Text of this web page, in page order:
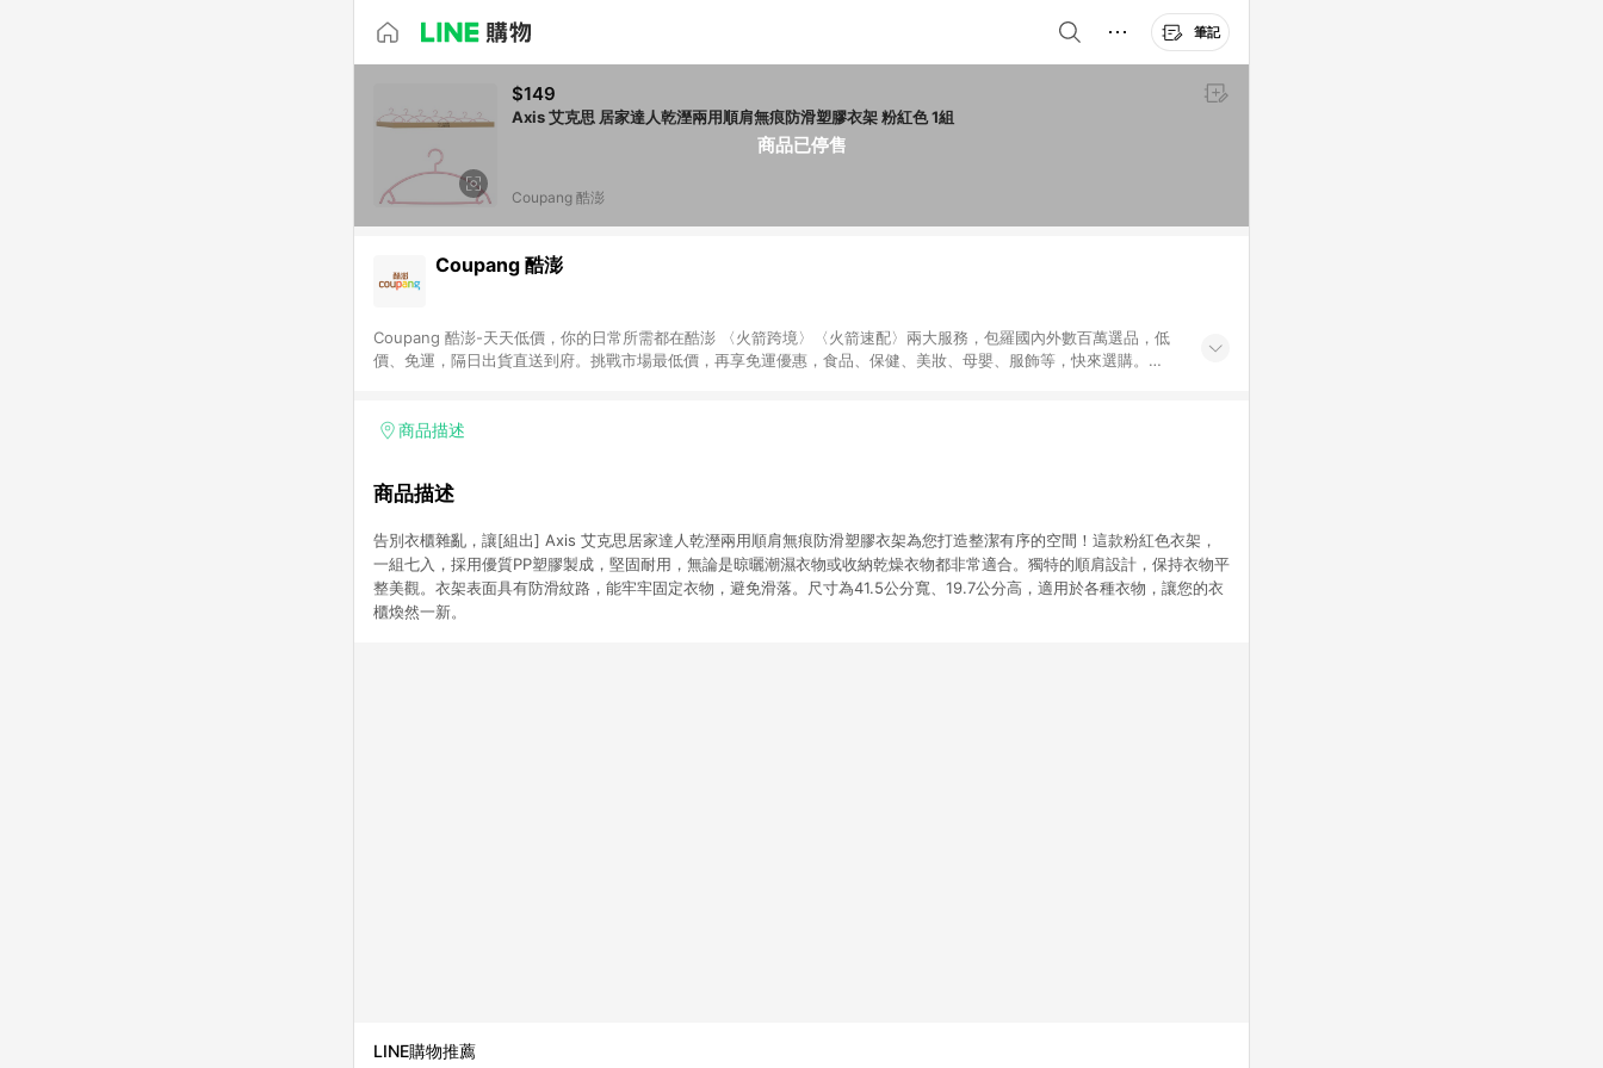
筆記
商品已停售
$149
Axis 艾克思 居家達人乾溼兩用順肩無痕防滑塑膠衣架 粉紅色 1組
Coupang 酷澎
Coupang 酷澎
Coupang 酷澎-天天低價，你的日常所需都在酷澎 〈火箭跨境〉〈火箭速配〉兩大服務，包羅國內外數百萬選品，低
價、免運，隔日出貨直送到府。挑戰市場最低價，再享免運優惠，食品、保健、美妝、母嬰、服飾等，快來選購。
商品描述
商品描述
告別衣櫃雜亂，讓[組出] Axis 艾克思居家達人乾溼兩用順肩無痕防滑塑膠衣架為您打造整潔有序的空間！這款粉紅色衣架，
一組七入，採用優質PP塑膠製成，堅固耐用，無論是晾曬潮濕衣物或收納乾燥衣物都非常適合。獨特的順肩設計，保持衣物平
整美觀。衣架表面具有防滑紋路，能牢牢固定衣物，避免滑落。尺寸為41.5公分寬、19.7公分高，適用於各種衣物，讓您的衣
櫃煥然一新。
LINE購物推薦